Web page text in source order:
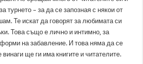
турнето – за да се запозная с някои от
Те искат да говорят за любимата си
Това също е лично и интимно, за
на забавление. И това няма да се
ще ги има книгите и читателите.